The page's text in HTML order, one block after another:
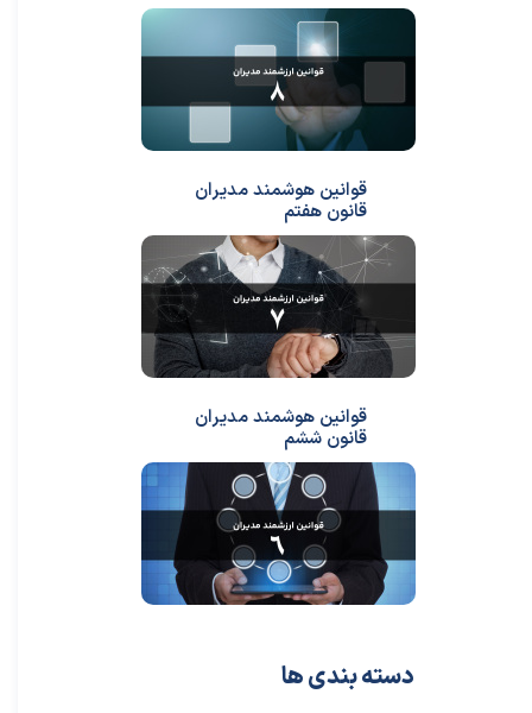
دسته بندی ها
قوانین هوشمند مدیران
قانون هفتم
قوانین هوشمند مدیران
قانون ششم